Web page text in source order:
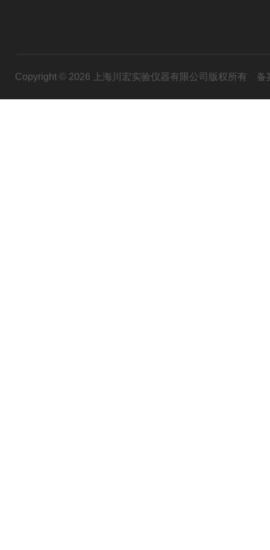
Copyright © 2026 上海川宏实验仪器有限公司版权所有 备